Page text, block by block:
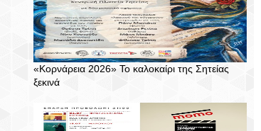
«Κορνάρεια 2026» Το καλοκαίρι της Σητείας
ξεκινά